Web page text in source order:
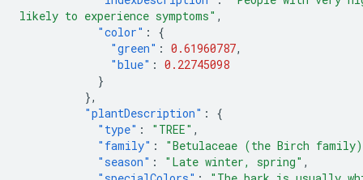
likely to experience symptoms" ,
"color" :
{
"green" : 0.61960787,
"blue" : 0.22745098
}
},
"plantDescription" :
{
"type" : "TREE" ,
"family" :
"Betulaceae (the Birch
"season" : "Late winter, spring" ,